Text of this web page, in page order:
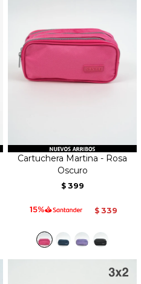
Cartuchera Martina - Rosa
Oscuro
$ 399
$ 339